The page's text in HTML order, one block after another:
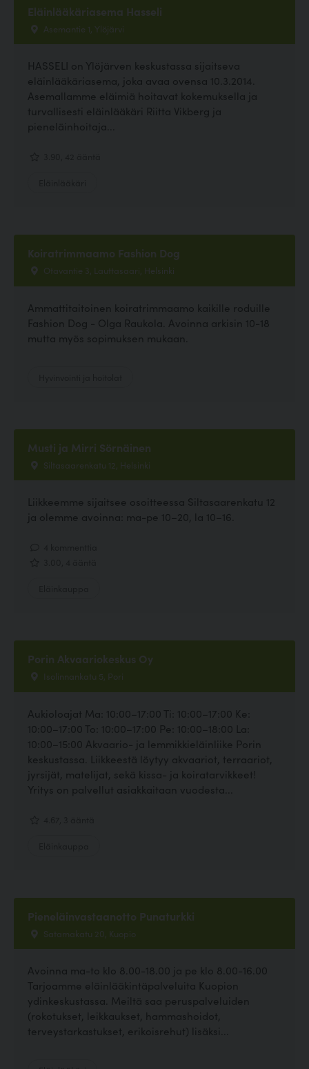
Eläinlääkäriasema Hasseli
Asemantie 1, Ylöjärvi
HASSELI on Ylöjärven keskustassa sijaitseva
eläinlääkäriasema, joka avaa ovensa 10.3.2014.
Asemallamme eläimiä hoitavat kokemuksella ja
turvallisesti eläinlääkäri Riitta Vikberg ja
pieneläinhoitaja...
Koiratrimmaamo Fashion Dog
Otavantie 3, Lauttasaari, Helsinki
Ammattitaitoinen koiratrimmaamo kaikille roduille
Fashion Dog - Olga Raukola. Avoinna arkisin 10-18
mutta myös sopimuksen mukaan.
Musti ja Mirri Sörnäinen
Siltasaarenkatu 12, Helsinki
Liikkeemme sijaitsee osoitteessa Siltasaarenkatu 12
ja olemme avoinna: ma-pe 10–20, la 10–16.
Porin Akvaariokeskus Oy
Isolinnankatu 5, Pori
Aukioloajat Ma: 10:00–17:00 Ti: 10:00–17:00 Ke:
10:00–17:00 To: 10:00–17:00 Pe: 10:00–18:00 La:
10:00–15:00 Akvaario- ja lemmikkieläinliike Porin
keskustassa. Liikkeestä löytyy akvaariot, terraariot,
jyrsijät, matelijat, sekä kissa- ja koiratarvikkeet!
Yritys on palvellut asiakkaitaan vuodesta...
Pieneläinvastaanotto Punaturkki
Satamakatu 20, Kuopio
Avoinna ma-to klo 8.00-18.00 ja pe klo 8.00-16.00
Tarjoamme eläinlääkintäpalveluita Kuopion
ydinkeskustassa. Meiltä saa peruspalveluiden
(rokotukset, leikkaukset, hammashoidot,
terveystarkastukset, erikoisrehut) lisäksi...